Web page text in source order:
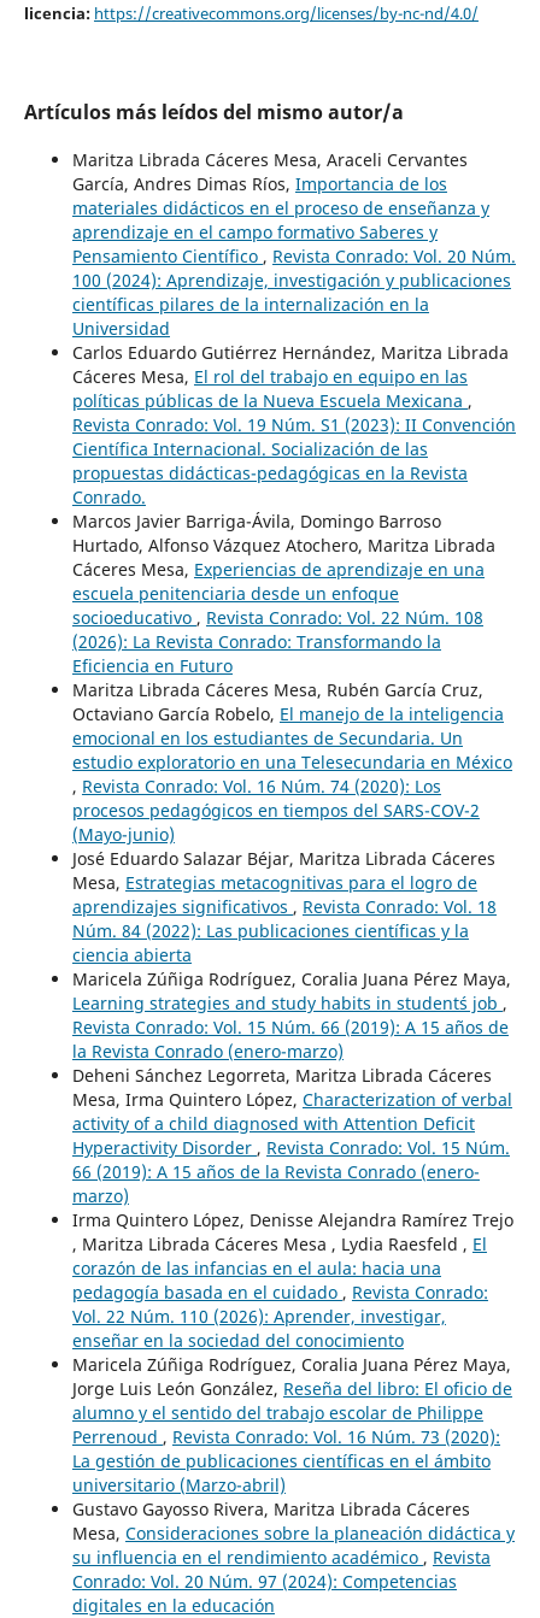
licencia: https://creativecommons.org/licenses/by-nc-nd/4.0/
Artículos más leídos del mismo autor/a
Maritza Librada Cáceres Mesa, Araceli Cervantes
García, Andres Dimas Ríos, Importancia de los
materiales didácticos en el proceso de enseñanza y
aprendizaje en el campo formativo Saberes y
Pensamiento Científico , Revista Conrado: Vol. 20 Núm.
100 (2024): Aprendizaje, investigación y publicaciones
científicas pilares de la internalización en la
Universidad
Carlos Eduardo Gutiérrez Hernández, Maritza Librada
Cáceres Mesa, El rol del trabajo en equipo en las
políticas públicas de la Nueva Escuela Mexicana ,
Revista Conrado: Vol. 19 Núm. S1 (2023): II Convención
Científica Internacional. Socialización de las
propuestas didácticas-pedagógicas en la Revista
Conrado.
Marcos Javier Barriga-Ávila, Domingo Barroso
Hurtado, Alfonso Vázquez Atochero, Maritza Librada
Cáceres Mesa, Experiencias de aprendizaje en una
escuela penitenciaria desde un enfoque
socioeducativo , Revista Conrado: Vol. 22 Núm. 108
(2026): La Revista Conrado: Transformando la
Eficiencia en Futuro
Maritza Librada Cáceres Mesa, Rubén García Cruz,
Octaviano García Robelo, El manejo de la inteligencia
emocional en los estudiantes de Secundaria. Un
estudio exploratorio en una Telesecundaria en México
, Revista Conrado: Vol. 16 Núm. 74 (2020): Los
procesos pedagógicos en tiempos del SARS-COV-2
(Mayo-junio)
José Eduardo Salazar Béjar, Maritza Librada Cáceres
Mesa, Estrategias metacognitivas para el logro de
aprendizajes significativos , Revista Conrado: Vol. 18
Núm. 84 (2022): Las publicaciones científicas y la
ciencia abierta
Maricela Zúñiga Rodríguez, Coralia Juana Pérez Maya,
Learning strategies and study habits in student´s job ,
Revista Conrado: Vol. 15 Núm. 66 (2019): A 15 años de
la Revista Conrado (enero-marzo)
Deheni Sánchez Legorreta, Maritza Librada Cáceres
Mesa, Irma Quintero López, Characterization of verbal
activity of a child diagnosed with Attention Deficit
Hyperactivity Disorder , Revista Conrado: Vol. 15 Núm.
66 (2019): A 15 años de la Revista Conrado (enero-
marzo)
Irma Quintero López, Denisse Alejandra Ramírez Trejo
, Maritza Librada Cáceres Mesa , Lydia Raesfeld , El
corazón de las infancias en el aula: hacia una
pedagogía basada en el cuidado , Revista Conrado:
Vol. 22 Núm. 110 (2026): Aprender, investigar,
enseñar en la sociedad del conocimiento
Maricela Zúñiga Rodríguez, Coralia Juana Pérez Maya,
Jorge Luis León González, Reseña del libro: El oficio de
alumno y el sentido del trabajo escolar de Philippe
Perrenoud , Revista Conrado: Vol. 16 Núm. 73 (2020):
La gestión de publicaciones científicas en el ámbito
universitario (Marzo-abril)
Gustavo Gayosso Rivera, Maritza Librada Cáceres
Mesa, Consideraciones sobre la planeación didáctica y
su influencia en el rendimiento académico , Revista
Conrado: Vol. 20 Núm. 97 (2024): Competencias
digitales en la educación